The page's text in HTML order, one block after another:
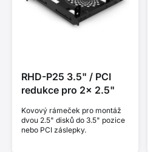
RHD-P25 3.5" / PCI
redukce pro 2x 2.5"
Kovový rámeček pro montáž
dvou 2.5" disků do 3.5" pozice
nebo PCI záslepky.